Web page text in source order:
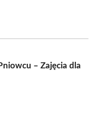
– Zajęcia dla